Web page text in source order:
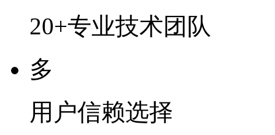
20+专业技术团队
多
用户信赖选择